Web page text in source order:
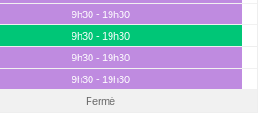
9h30 - 19h30
9h30 - 19h30
9h30 - 19h30
9h30 - 19h30
Fermé